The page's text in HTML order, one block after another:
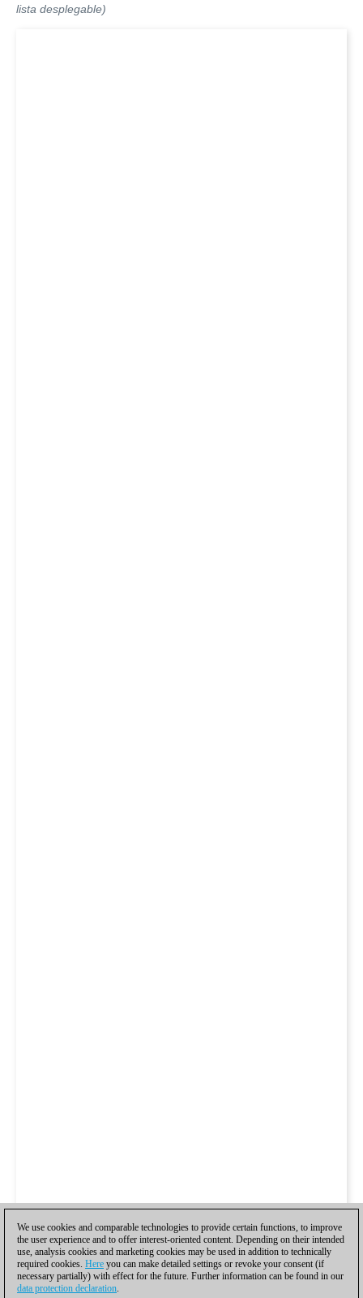
lista desplegable)
We use cookies and comparable technologies to provide certain functions, to improve
the user experience and to offer interest-oriented content. Depending on their intended
use, analysis cookies and marketing cookies may be used in addition to technically
required cookies. Here you can make detailed settings or revoke your consent (if
necessary partially) with effect for the future. Further information can be found in our
data protection declaration.